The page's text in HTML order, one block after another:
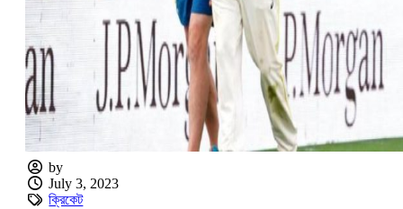
by
July 3, 2023
ক্রিকেট